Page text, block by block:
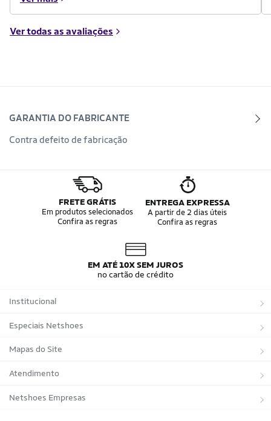
Ver todas as avaliações
GARANTIA DO FABRICANTE
Contra defeito de fabricação
FRETE GRÁTIS
Em produtos selecionados
Confira as regras
ENTREGA EXPRESSA
A partir de 2 dias úteis
Confira as regras
EM ATÉ 10X SEM JUROS
no cartão de crédito
Institucional
Sobre a Netshoes
Política de Privacidade
Programa de Afiliados
Regulamentos
Especiais Netshoes
Suplementos
Corrida
Bicicletas
Mapas do Site
Marcas
Tipos de Produtos
Atendimento
Trocas e devoluções
Netshoes Empresas